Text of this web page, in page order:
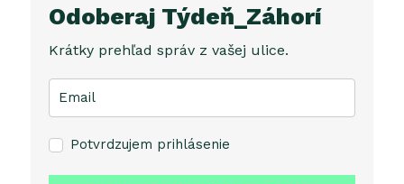
Odoberaj Týdeň_Záhorí
Krátky prehľad správ z vašej ulice.
Potvrdzujem prihlásenie